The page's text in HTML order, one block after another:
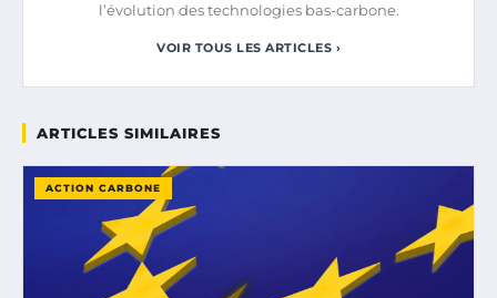
l’évolution des technologies bas-carbone.
VOIR TOUS LES ARTICLES ›
ARTICLES SIMILAIRES
ACTION CARBONE